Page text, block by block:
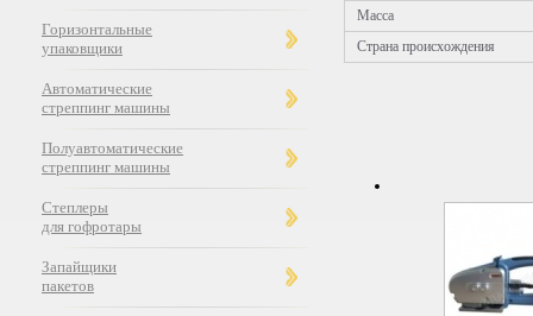
Горизонтальные
упаковщики
Автоматические
стреппинг машины
Полуавтоматические
стреппинг машины
Степлеры
для гофротары
Запайщики
пакетов
Масса
Страна происхождения